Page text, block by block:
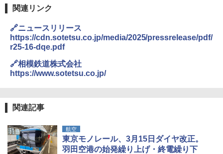
関連リンク
🔗ニュースリリース
https://cdn.sotetsu.co.jp/media/2025/pressrelease/pdf/
r25-16-dqe.pdf
🔗相模鉄道株式会社
https://www.sotetsu.co.jp/
関連記事
航空
東京モノレール、3月15日ダイヤ改正。
羽田空港の始発繰り上げ・終電繰り下